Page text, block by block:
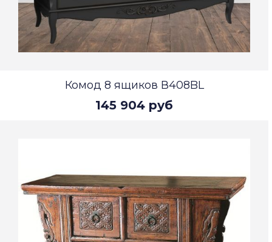
Комод 8 ящиков В408BL
145 904 руб